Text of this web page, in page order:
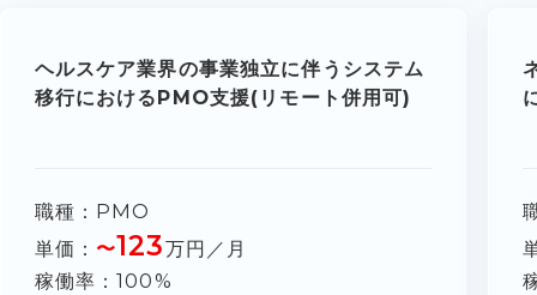
ヘルスケア業界の事業独立に伴うシステム
移行におけるPMO支援(リモート併用可)
職種
PMO
単価
〜123万円／月
稼働率
100%